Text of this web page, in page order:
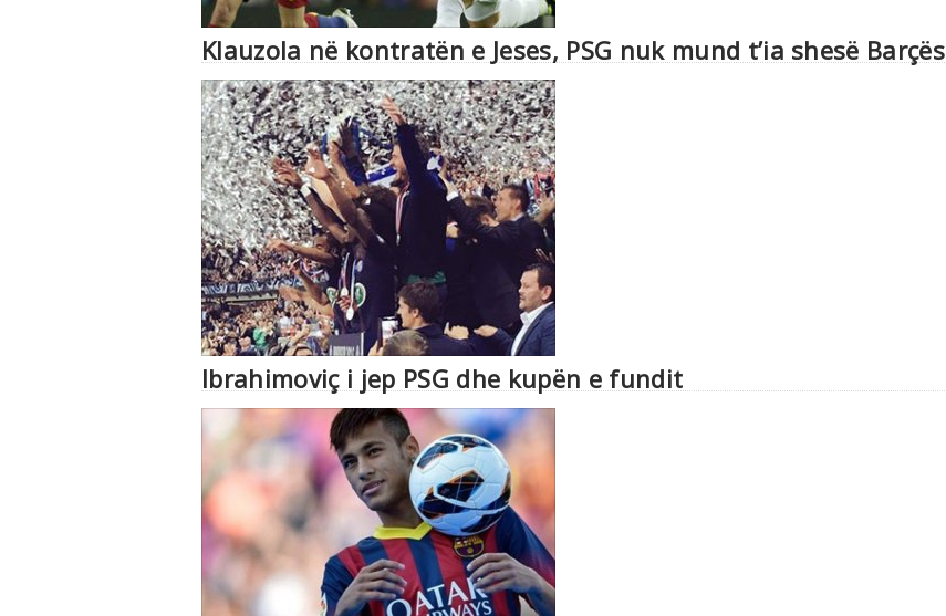
Klauzola në kontratën e Jeses, PSG nuk mund t’ia shesë Barçës
Ibrahimoviç i jep PSG dhe kupën e fundit